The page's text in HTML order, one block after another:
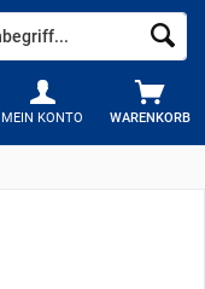
WARENKORB
MEIN KONTO